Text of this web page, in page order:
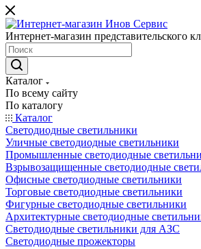
Интернет-магазин представительского
Каталог
По всему сайту
По каталогу
Каталог
Светодиодные светильники
Уличные светодиодные светильники
Промышленные светодиодные
Взрывозащищенные светодиодные
Офисные светодиодные светильники
Торговые светодиодные светильники
Фигурные светодиодные светильники
Архитектурные светодиодные
Светодиодные светильники для АЗС
Светодиодные прожекторы